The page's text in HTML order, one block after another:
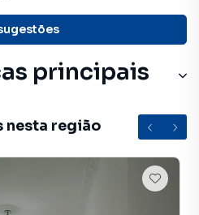
principais
nesta região